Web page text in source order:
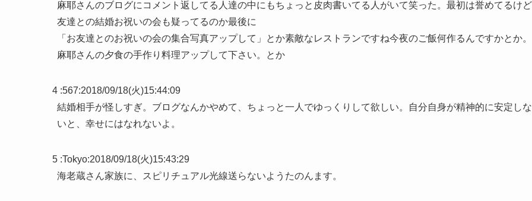
麻耶さんのブログにコメント返してる人達の中にもちょっと皮肉書いてる人がいて笑った。最初は誉めてるけど
友達との結婚お祝いの会も疑ってるのか最後に
「お友達とのお祝いの会の集合写真アップして」とか素敵なレストランですね今夜のご飯何作るんですかとか。
麻耶さんの夕食の手作り料理アップして下さい。とか
4 :567:2018/09/18(火)15:44:09
結婚相手が怪しすぎ。ブログなんかやめて、ちょっと一人でゆっくりして欲しい。自分自身が精神的に安定しな
いと、幸せにはなれないよ。
5 :Tokyo:2018/09/18(火)15:43:29
海老蔵さん家族に、スピリチュアル光線送らないようたのんます。